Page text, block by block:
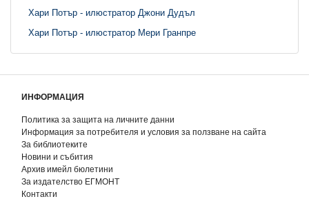
Хари Потър - илюстратор Джони Дудъл
Хари Потър - илюстратор Мери Гранпре
ИНФОРМАЦИЯ
Политика за защита на личните данни
Информация за потребителя и условия за ползване на сайта
За библиотеките
Новини и събития
Архив имейл бюлетини
За издателство ЕГМОНТ
Контакти